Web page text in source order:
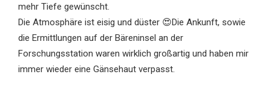
mehr Tiefe gewünscht.
Die Atmosphäre ist eisig und düster 😍Die Ankunft, sowie
die Ermittlungen auf der Bäreninsel an der
Forschungsstation waren wirklich großartig und haben mir
immer wieder eine Gänsehaut verpasst.